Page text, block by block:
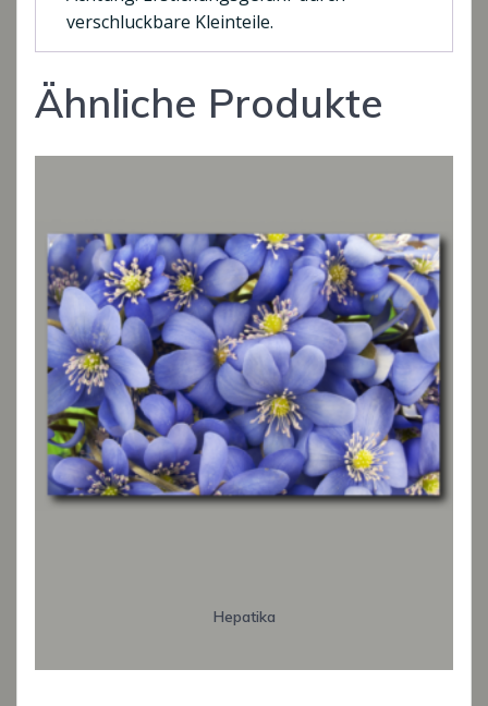
verschluckbare Kleinteile.
Ähnliche Produkte
Hepatika